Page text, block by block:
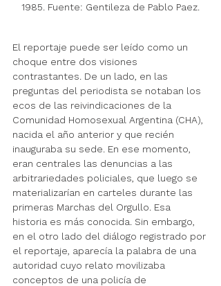
1985. Fuente: Gentileza de Pablo Paez.
El reportaje puede ser leído como un
choque entre dos visiones
contrastantes. De un lado, en las
preguntas del periodista se notaban los
ecos de las reivindicaciones de la
Comunidad Homosexual Argentina (CHA),
nacida el año anterior y que recién
inauguraba su sede. En ese momento,
eran centrales las denuncias a las
arbitrariedades policiales, que luego se
materializarían en carteles durante las
primeras Marchas del Orgullo. Esa
historia es más conocida. Sin embargo,
en el otro lado del diálogo registrado por
el reportaje, aparecía la palabra de una
autoridad cuyo relato movilizaba
conceptos de una policía de